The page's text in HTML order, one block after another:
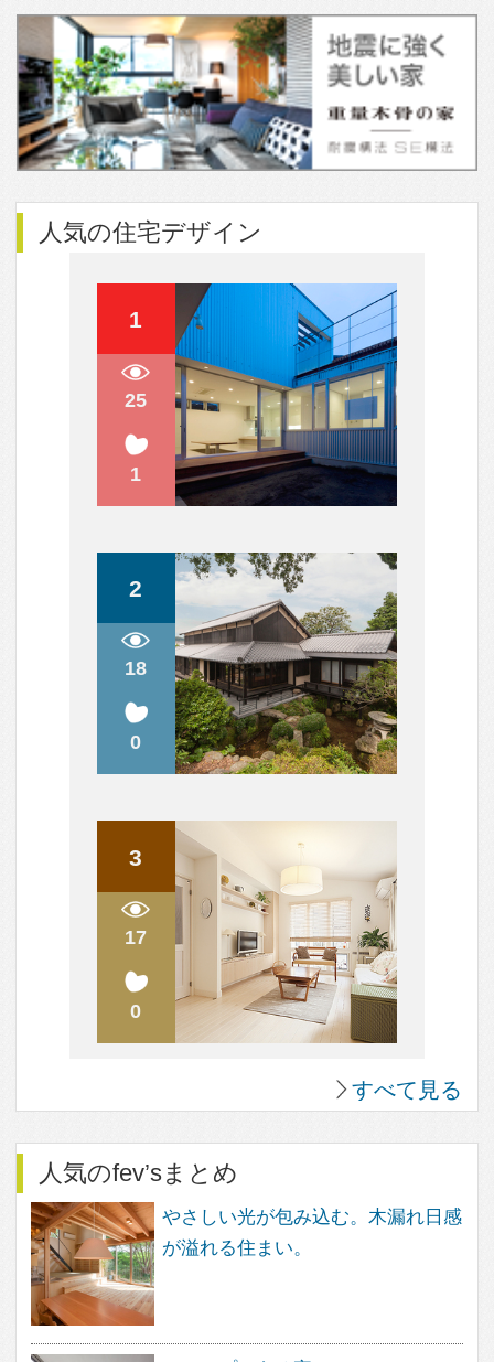
暮らしの主役になるソファ
ガルバリウム鋼板使いが巧み！表情
豊かな外観5選
リノベーションにはドラマがある。
ストーリーを感じる空間デザイン。
ハウスメーカーと建築家さん
天井は高い方が良いのでしょうか？
設計だけをお願いすることは可能なのでしょうか？
すべて見る
人気のまめ知識
木造の2階の床の音の解消方法は？
構造用合板を壁の仕上げ材、棚板として使ってみよ
スケルトンリフォーム。 工事のはじめにやってお
すべて見る